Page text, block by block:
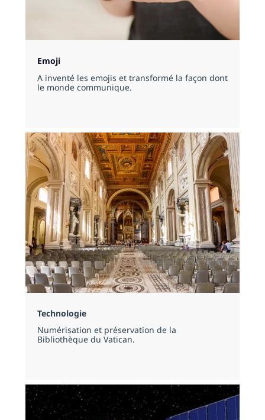
Emoji
A inventé les emojis et transformé la façon dont
le monde communique.
Technologie
Numérisation et préservation de la
Bibliothèque du Vatican.